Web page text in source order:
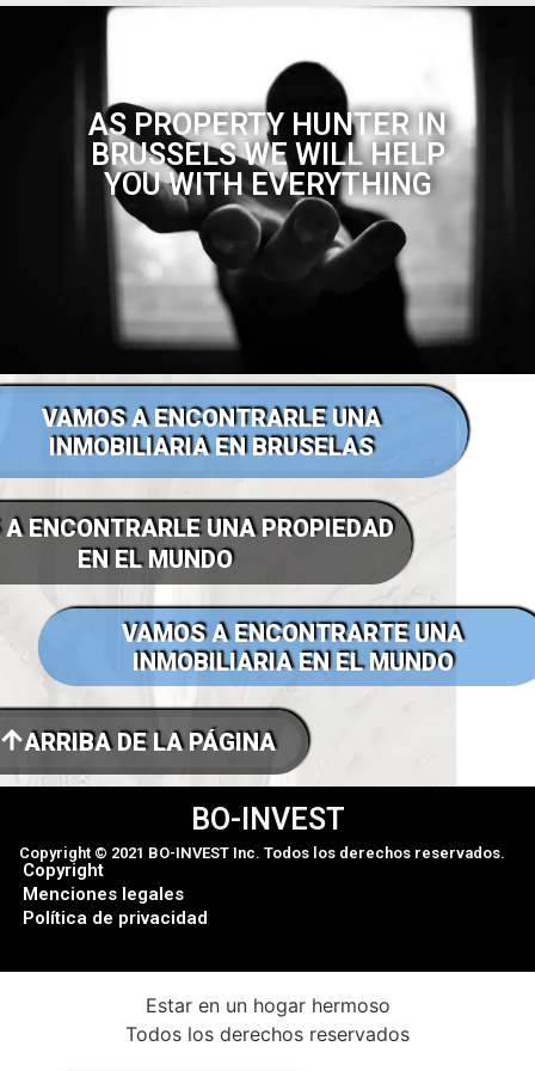
AS PROPERTY HUNTER IN
BRUSSELS WE WILL HELP
YOU WITH EVERYTHING
VAMOS A ENCONTRARLE UNA
INMOBILIARIA EN BRUSELAS
ENCONTRARLE UNA PROPIEDAD
EN EL MUNDO
VAMOS A ENCONTRARTE UNA
INMOBILIARIA EN EL MUNDO
ARRIBA DE LA PÁGINA
BO-INVEST
Copyright © 2021 BO-INVEST Inc. Todos los derechos reservados.
Copyright
Menciones legales
Política de privacidad
Estar en un hogar hermoso
Todos los derechos reservados